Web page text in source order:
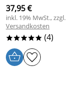
37,95 €
inkl. 19% MwSt., zzgl.
Versandkosten
***** (4)